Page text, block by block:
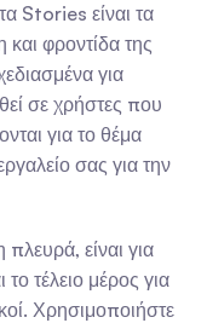
Stories είναι τα
φροντίδα της
για
σε χρήστες που
για το θέμα
σας για την
είναι για
τέλειο μέρος για
Χρησιμοποιήστε